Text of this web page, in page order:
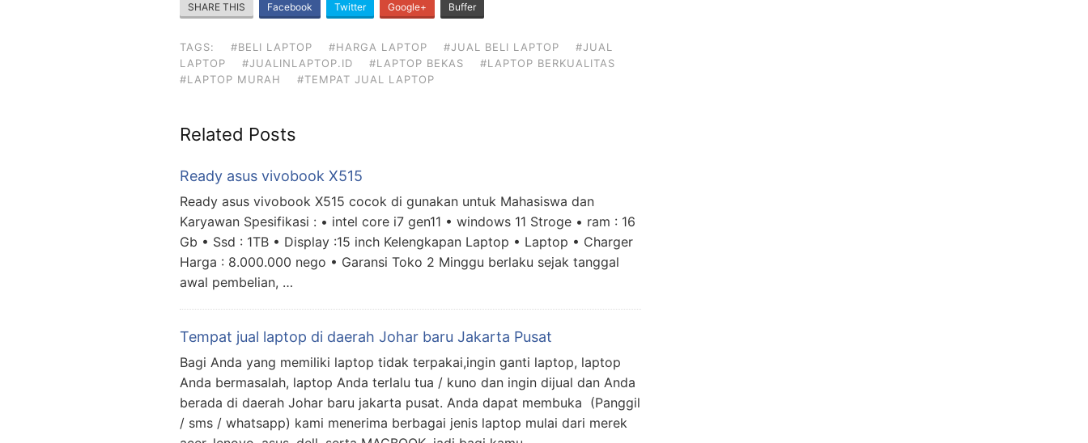
SHARE THIS Facebook Twitter Google+ Buffer
TAGS: #BELI LAPTOP #HARGA LAPTOP #JUAL BELI LAPTOP
#JUAL
LAPTOP
#JUALINLAPTOP.ID #LAPTOP BEKAS
#LAPTOP BERKUALITAS
#LAPTOP MURAH
#TEMPAT JUAL LAPTOP
Related Posts
Ready asus vivobook X515
Ready asus vivobook X515 cocok di gunakan untuk Mahasiswa dan
Karyawan Spesifikasi : • intel core i7 gen11 • windows 11 Stroge • ram : 16
Gb • Ssd : 1TB • Display :15 inch Kelengkapan Laptop • Laptop • Charger
Harga : 8.000.000 nego • Garansi Toko 2 Minggu berlaku sejak tanggal
awal pembelian, …
Tempat jual laptop di daerah Johar baru Jakarta Pusat
Bagi Anda yang memiliki laptop tidak terpakai,ingin ganti laptop, laptop
Anda bermasalah, laptop Anda terlalu tua / kuno dan ingin dijual dan Anda
berada di daerah Johar baru jakarta pusat. Anda dapat membuka (Panggil
/ sms / whatsapp) kami menerima berbagai jenis laptop mulai dari merek